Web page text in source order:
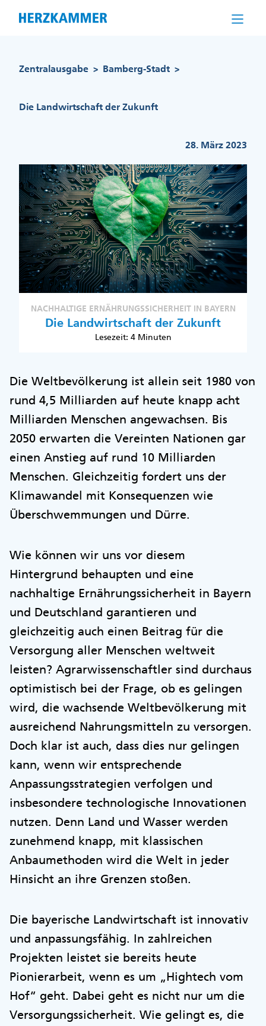
Zentralausgabe > Bamberg-Stadt >
Die Landwirtschaft der Zukunft
28. März 2023
NACHHALTIGE ERNÄHRUNGSSICHERHEIT IN BAYERN
Die Landwirtschaft der Zukunft
Lesezeit: 4 Minuten
Die Weltbevölkerung ist allein seit 1980 von
rund 4,5 Milliarden auf heute knapp acht
Milliarden Menschen angewachsen. Bis
2050 erwarten die Vereinten Nationen gar
einen Anstieg auf rund 10 Milliarden
Menschen. Gleichzeitig fordert uns der
Klimawandel mit Konsequenzen wie
Überschwemmungen und Dürre.
Wie können wir uns vor diesem
Hintergrund behaupten und eine
nachhaltige Ernährungssicherheit in Bayern
und Deutschland garantieren und
gleichzeitig auch einen Beitrag für die
Versorgung aller Menschen weltweit
leisten? Agrarwissenschaftler sind durchaus
optimistisch bei der Frage, ob es gelingen
wird, die wachsende Weltbevölkerung mit
ausreichend Nahrungsmitteln zu versorgen.
Doch klar ist auch, dass dies nur gelingen
kann, wenn wir entsprechende
Anpassungsstrategien verfolgen und
insbesondere technologische Innovationen
nutzen. Denn Land und Wasser werden
zunehmend knapp, mit klassischen
Anbaumethoden wird die Welt in jeder
Hinsicht an ihre Grenzen stoßen.
Die bayerische Landwirtschaft ist innovativ
und anpassungsfähig. In zahlreichen
Projekten leistet sie bereits heute
Pionierarbeit, wenn es um „Hightech vom
Hof“ geht. Dabei geht es nicht nur um die
Versorgungssicherheit. Wie gelingt es, die